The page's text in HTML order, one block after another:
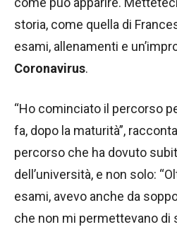
storia, come quella di
esami, allenamenti e
Coronavirus.
“Ho cominciato il percorso
fa, dopo la maturità”,
percorso che ha dovuto
dell’università, e non solo:
esami, avevo anche da
che non mi permettevano di